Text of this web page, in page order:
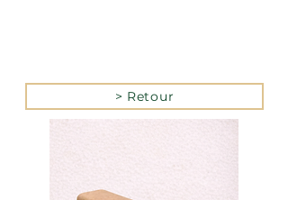
> Retour